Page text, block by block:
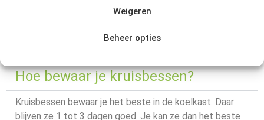
Weigeren
Beheer opties
Hoe bewaar je kruisbessen?
Kruisbessen bewaar je het beste in de koelkast. Daar
blijven ze 1 tot 3 dagen goed. Je kan ze dan het beste